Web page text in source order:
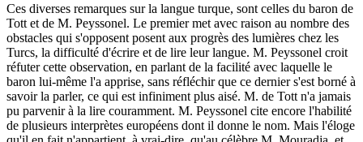
Ces diverses remarques sur la langue turque, sont celles du baron de
Tott et de M. Peyssonel. Le premier met avec raison au nombre des
obstacles qui s'opposent posent aux progrès des lumières chez les
Turcs, la difficulté d'écrire et de lire leur langue. M. Peyssonel croit
réfuter cette observation, en parlant de la facilité avec laquelle le
baron lui-même l'a apprise, sans réfléchir que ce dernier s'est borné à
savoir la parler, ce qui est infiniment plus aisé. M. de Tott n'a jamais
pu parvenir à la lire couramment. M. Peyssonel cite encore l'habilité
de plusieurs interprètes européens dont il donne le nom. Mais l'éloge